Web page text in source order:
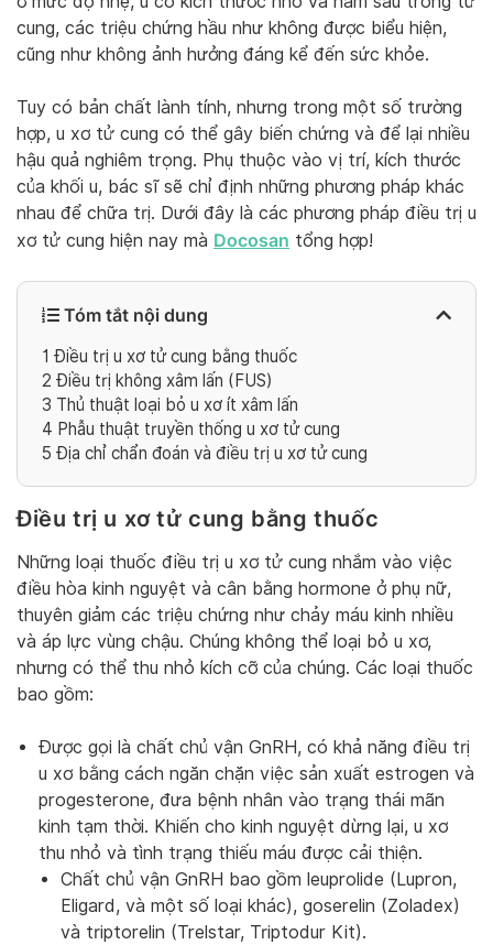
cung, các triệu chứng hầu như không được biểu hiện,
cũng như không ảnh hưởng đáng kể đến sức khỏe.
Tuy có bản chất lành tính, nhưng trong một số trường
hợp, u xơ tử cung có thể gây biến chứng và để lại nhiều
hậu quả nghiêm trọng. Phụ thuộc vào vị trí, kích thước
của khối u, bác sĩ sẽ chỉ định những phương pháp khác
nhau để chữa trị. Dưới đây là các phương pháp điều trị u
xơ tử cung hiện nay mà Docosan tổng hợp!
Tóm tắt nội dung
1 Điều trị u xơ tử cung bằng thuốc
2 Điều trị không xâm lấn (FUS)
3 Thủ thuật loại bỏ u xơ ít xâm lấn
4 Phẫu thuật truyền thống u xơ tử cung
5 Địa chỉ chẩn đoán và điều trị u xơ tử cung
Điều trị u xơ tử cung bằng thuốc
Những loại thuốc điều trị u xơ tử cung nhắm vào việc
điều hòa kinh nguyệt và cân bằng hormone ở phụ nữ,
thuyên giảm các triệu chứng như chảy máu kinh nhiều
và áp lực vùng chậu. Chúng không thể loại bỏ u xơ,
nhưng có thể thu nhỏ kích cỡ của chúng. Các loại thuốc
bao gồm:
Được gọi là chất chủ vận GnRH, có khả năng điều trị
u xơ bằng cách ngăn chặn việc sản xuất estrogen và
progesterone, đưa bệnh nhân vào trạng thái mãn
kinh tạm thời. Khiến cho kinh nguyệt dừng lại, u xơ
thu nhỏ và tình trạng thiếu máu được cải thiện.
Chất chủ vận GnRH bao gồm leuprolide (Lupron,
Eligard, và một số loại khác), goserelin (Zoladex)
và triptorelin (Trelstar, Triptodur Kit).